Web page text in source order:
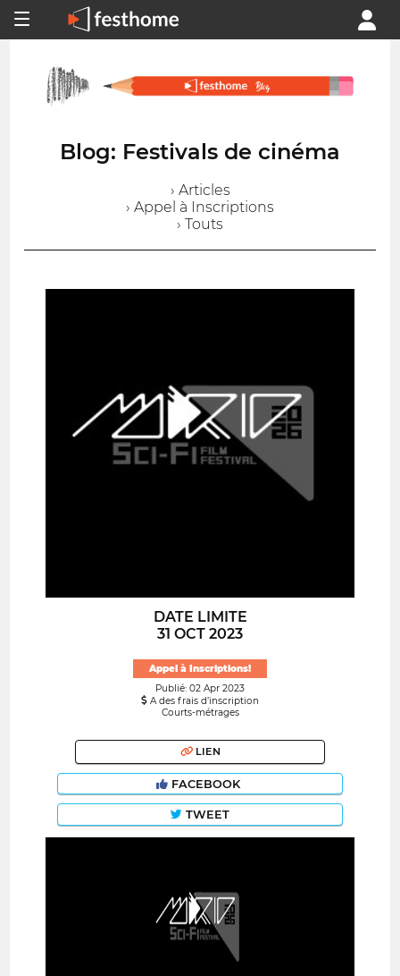
Blog: Festivals de cinéma
› Articles
› Appel à Inscriptions
› Touts
DATE LIMITE
31 OCT 2023
Appel à Inscriptions!
Publié: 02 Apr 2023
A des frais d’inscription
Courts-métrages
LIEN
FACEBOOK
TWEET